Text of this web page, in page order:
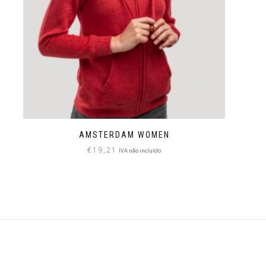
AMSTERDAM WOMEN
€19,21 IVA não incluído